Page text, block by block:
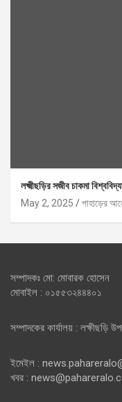
লক্ষ্মীছড়ির সজীব চাকমা
May 2, 2025
পাহাড়ের
সম্পাদকঃ মো: মোবারক হোসেন
মোবাইল : ০১৫৫৩২৪৪৪০১
সম্পাদকের কার্যালয় : লক্ষীছড়ি
ইমেইল :
খবর :